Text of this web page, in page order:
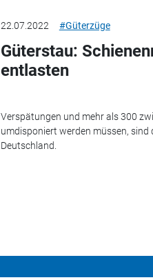
22.07.2022 #Güterzüge
Güterstau:
entlasten
Verspätungen und mehr als 300
umdisponiert werden müssen, sind
Deutschland.